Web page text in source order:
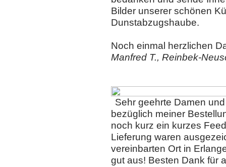
Bilder unserer schönen
Dunstabzugshaube.
Noch einmal herzlichen
Manfred T., Reinbek-
Sehr geehrte Damen
bezüglich meiner
noch kurz ein kurzes
Lieferung waren
vereinbarten Ort in
gut aus! Besten Dank für